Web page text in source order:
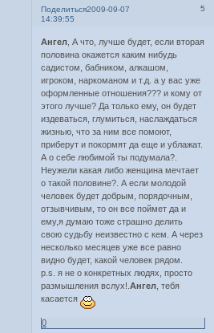
Поделиться 5
2009-09-07
14:39:55
Ангел, А что, лучше будет, если вторая
половина окажется каким нибудь
садистом, бабником, алкашом,
игроком, наркоманом и т.д. а у вас уже
оформленные отношения??? и кому от
этого лучше? Да только ему, он будет
издеваться, глумиться, наслаждаться
жизнью, что за ним все помоют,
приберут и покормят да еще и ублажат.
А о себе любимой ты подумала?.
Неужели какая либо женщина мечтает
о такой половине?. А если молодой
человек будет добрым, порядочным,
отзывчивым, то он все поймет да и
ему,я думаю тоже страшно делить
свою судьбу неизвестно с кем. А через
несколько месяцев уже все равно
видно будет, какой человек рядом.
p.s. я не о конкретных людях, просто
размышления вслух!.Ангел, тебя
касается
0